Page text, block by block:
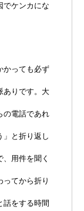
でケンカにな
かっても必ず
ありです。大
の電話であれ
」と折り返し
用件を聞く
てから折り
話をする時間